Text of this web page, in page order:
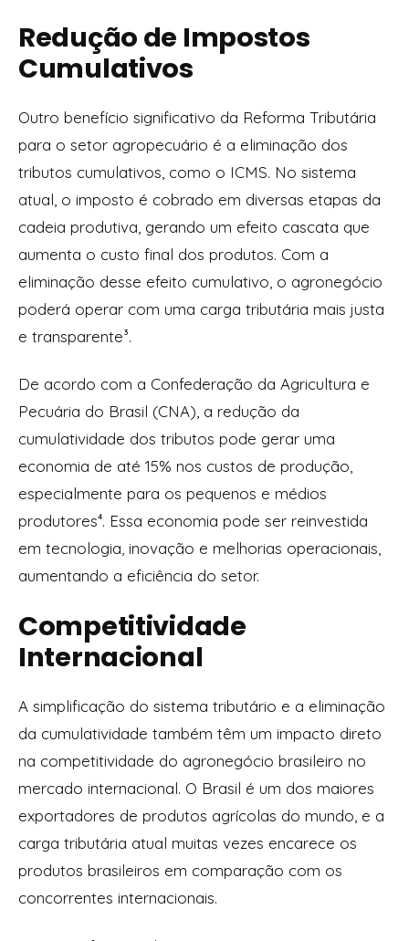
Redução de Impostos
Cumulativos
Outro benefício significativo da Reforma Tributária
para o setor agropecuário é a eliminação dos
tributos cumulativos, como o ICMS. No sistema
atual, o imposto é cobrado em diversas etapas da
cadeia produtiva, gerando um efeito cascata que
aumenta o custo final dos produtos. Com a
eliminação desse efeito cumulativo, o agronegócio
poderá operar com uma carga tributária mais justa
e transparente³.
De acordo com a Confederação da Agricultura e
Pecuária do Brasil (CNA), a redução da
cumulatividade dos tributos pode gerar uma
economia de até 15% nos custos de produção,
especialmente para os pequenos e médios
produtores⁴. Essa economia pode ser reinvestida
em tecnologia, inovação e melhorias operacionais,
aumentando a eficiência do setor.
Competitividade
Internacional
A simplificação do sistema tributário e a eliminação
da cumulatividade também têm um impacto direto
na competitividade do agronegócio brasileiro no
mercado internacional. O Brasil é um dos maiores
exportadores de produtos agrícolas do mundo, e a
carga tributária atual muitas vezes encarece os
produtos brasileiros em comparação com os
concorrentes internacionais.